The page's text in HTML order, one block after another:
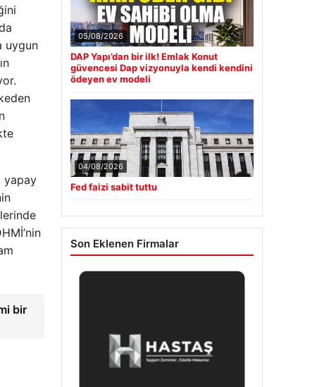
uygun
yapay
bir
05/08/2026
DAP Yapı’dan bir ilk! Emlak Konut
güvencesi Dap vizyonuyla kendi kendini
ödeyen ev modeli
04/08/2026
Fed faizi sabit tuttu
Son Eklenen Firmalar